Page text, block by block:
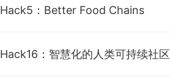
Hack5：Better Food Chains
Hack16：智慧化的人类可持续社区